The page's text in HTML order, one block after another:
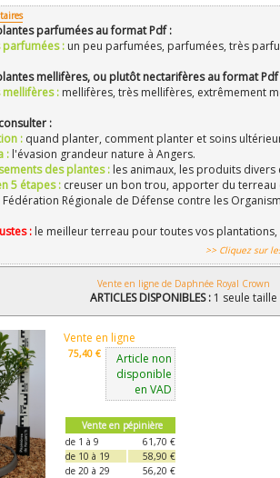
parfumées au format Pdf :
: un peu parfumées, parfumées, très
mellifères, ou plutôt nectarifères au format Pdf
: mellifères, très mellifères, extrêmement
:
: quand planter, comment planter et soins
: l'évasion grandeur nature à Angers.
des plantes : les animaux, les produits divers
5 étapes : creuser un bon trou, apporter du
Fédération Régionale de Défense contre les
: le meilleur terreau pour toutes vos
>> Cliquez sur
Vente en ligne de Daphnée Royal Crown
ARTICLES DISPONIBLES : 1 seule taille
Vente en ligne
75,40 €
Article non
disponible
en VAD
Vente en pépinière
de 1 à 9
61,70 €
de 10 à 19
58,90 €
de 20 à 29
56,20 €